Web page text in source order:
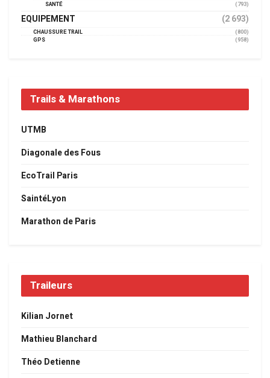
SANTÉ
(793)
EQUIPEMENT (2 693)
CHAUSSURE TRAIL
(800)
GPS
(958)
Trails & Marathons
UTMB
Diagonale des Fous
EcoTrail Paris
SaintéLyon
Marathon de Paris
Traileurs
Kilian Jornet
Mathieu Blanchard
Théo Detienne